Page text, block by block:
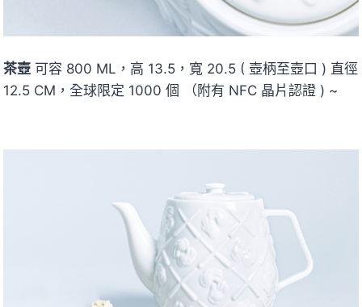
茶壺 可容 800 ML，高 13.5，寬 20.5 ( 壺柄至壺口 ) 直徑
12.5 CM，全球限定 1000 個 （附有 NFC 晶片認證 ) ~